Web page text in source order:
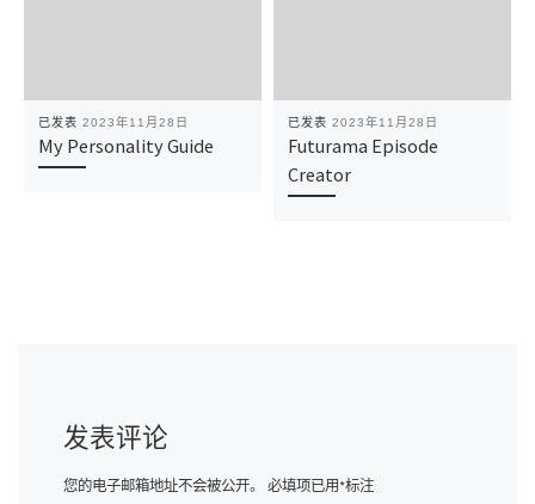
已发表 2023年11月28日
My Personality Guide
已发表 2023年11月28日
Futurama Episode
Creator
发表评论
您的电子邮箱地址不会被公开。 必填项已用*标注